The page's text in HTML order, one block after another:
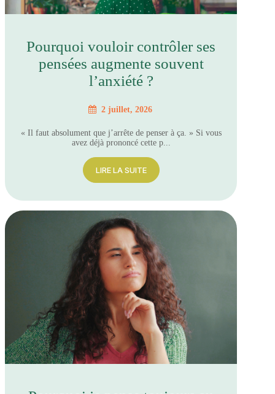
Pourquoi vouloir contrôler ses
pensées augmente souvent
l’anxiété ?
2 juillet, 2026
« Il faut absolument que j’arrête de penser à ça. » Si vous
avez déjà prononcé cette p...
LIRE LA SUITE